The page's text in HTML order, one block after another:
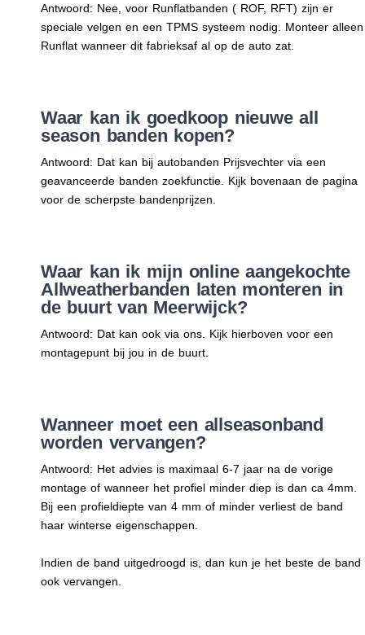
Antwoord: Nee, voor Runflatbanden ( ROF, RFT) zijn er
speciale velgen en een TPMS systeem nodig. Monteer alleen
Runflat wanneer dit fabrieksaf al op de auto zat.
Waar kan ik goedkoop nieuwe all
season banden kopen?
Antwoord: Dat kan bij autobanden Prijsvechter via een
geavanceerde banden zoekfunctie. Kijk bovenaan de pagina
voor de scherpste bandenprijzen.
Waar kan ik mijn online aangekochte
Allweatherbanden laten monteren in
de buurt van Meerwijck?
Antwoord: Dat kan ook via ons. Kijk hierboven voor een
montagepunt bij jou in de buurt.
Wanneer moet een allseasonband
worden vervangen?
Antwoord: Het advies is maximaal 6-7 jaar na de vorige
montage of wanneer het profiel minder diep is dan ca 4mm.
Bij een profieldiepte van 4 mm of minder verliest de band
haar winterse eigenschappen.
Indien de band uitgedroogd is, dan kun je het beste de band
ook vervangen.